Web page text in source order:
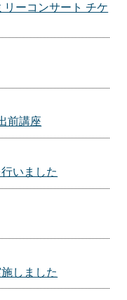
リーコンサート チケ
前講座
いました
しました